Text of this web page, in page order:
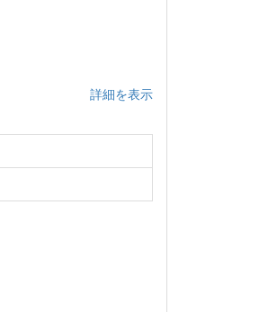
詳細を表示